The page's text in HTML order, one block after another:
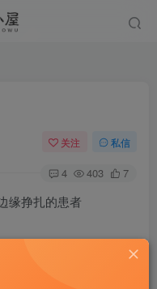
关注 私信
4 403 7
缘挣扎的患者